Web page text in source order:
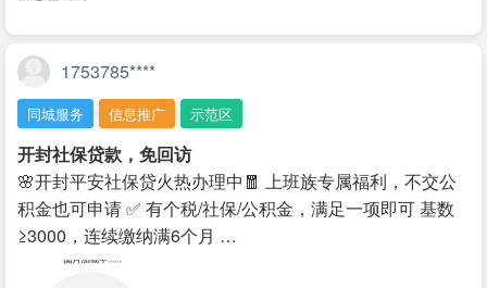
1753785****
同城服务 信息推广 示范区
开封社保贷款，免回访
🌸开封平安社保贷火热办理中🧧 上班族专属福利，不交公
积金也可申请 ✅ 有个税/社保/公积金，满足一项即可 基数
≥3000，连续缴纳满6个月 …